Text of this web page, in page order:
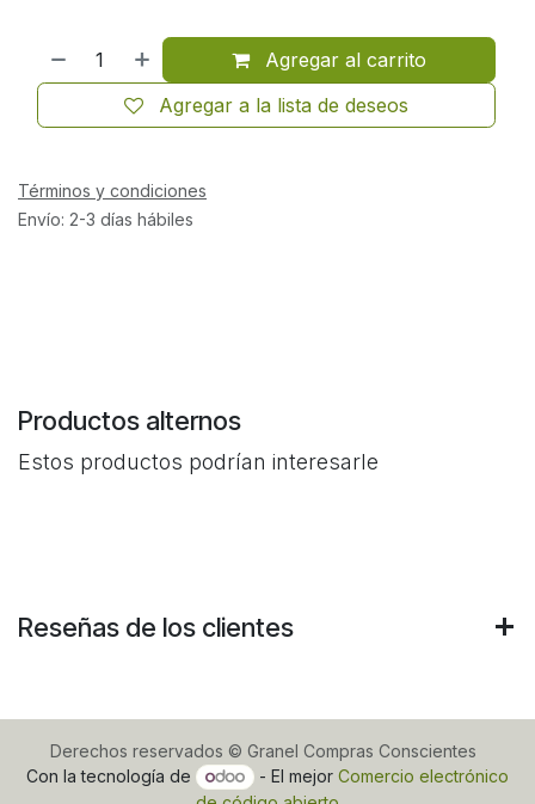
Agregar al carrito
Agregar a la lista de deseos
Términos y condiciones
Envío: 2-3 días hábiles
Productos alternos
Estos productos podrían interesarle
Reseñas de los clientes
Derechos reservados © Granel Compras Conscientes
Con la tecnología de
- El mejor Comercio electrónico